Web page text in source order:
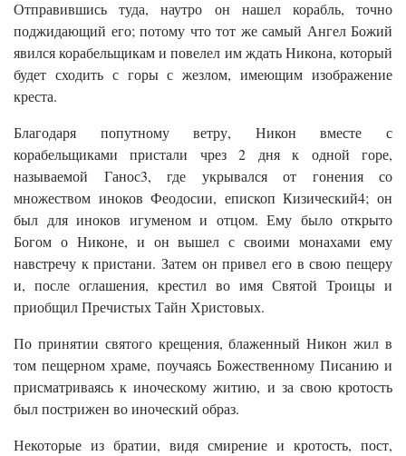
Отправившись туда, наутро он нашел корабль, точно
поджидающий его; потому что тот же самый Ангел Божий
явился корабельщикам и повелел им ждать Никона, который
будет сходить с горы с жезлом, имеющим изображение
креста.
Благодаря попутному ветру, Никон вместе с
корабельщиками пристали чрез 2 дня к одной горе,
называемой Ганос3, где укрывался от гонения со
множеством иноков Феодосии, епископ Кизический4; он
был для иноков игуменом и отцом. Ему было открыто
Богом о Никоне, и он вышел с своими монахами ему
навстречу к пристани. Затем он привел его в свою пещеру
и, после оглашения, крестил во имя Святой Троицы и
приобщил Пречистых Тайн Христовых.
По принятии святого крещения, блаженный Никон жил в
том пещерном храме, поучаясь Божественному Писанию и
присматриваясь к иноческому житию, и за свою кротость
был пострижен во иноческий образ.
Некоторые из братии, видя смирение и кротость, пост,